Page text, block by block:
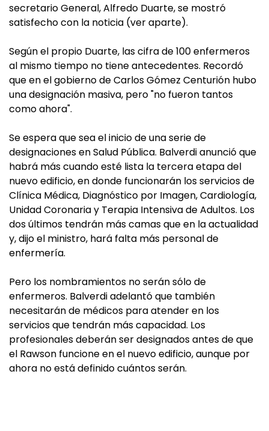
secretario General, Alfredo Duarte, se mostró
satisfecho con la noticia (ver aparte).
Según el propio Duarte, las cifra de 100 enfermeros
al mismo tiempo no tiene antecedentes. Recordó
que en el gobierno de Carlos Gómez Centurión hubo
una designación masiva, pero "no fueron tantos
como ahora".
Se espera que sea el inicio de una serie de
designaciones en Salud Pública. Balverdi anunció que
habrá más cuando esté lista la tercera etapa del
nuevo edificio, en donde funcionarán los servicios de
Clínica Médica, Diagnóstico por Imagen, Cardiología,
Unidad Coronaria y Terapia Intensiva de Adultos. Los
dos últimos tendrán más camas que en la actualidad
y, dijo el ministro, hará falta más personal de
enfermería.
Pero los nombramientos no serán sólo de
enfermeros. Balverdi adelantó que también
necesitarán de médicos para atender en los
servicios que tendrán más capacidad. Los
profesionales deberán ser designados antes de que
el Rawson funcione en el nuevo edificio, aunque por
ahora no está definido cuántos serán.